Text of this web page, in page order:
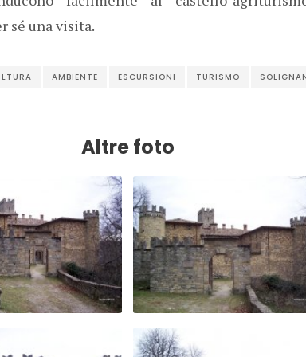
sé una visita.
AMBIENTE ESCURSIONI TURISMO
Altre foto